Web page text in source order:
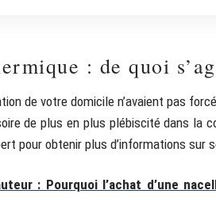
: de quoi
de votre domicile n’avaient pas
de plus en plus plébiscité dans la
pour obtenir plus d’informations sur
: Pourquoi l’achat d’une